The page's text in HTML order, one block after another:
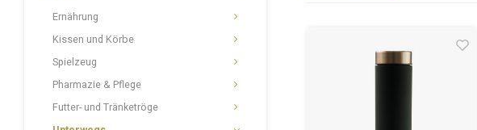
Ernährung
Kissen und Körbe
Spielzeug
Pharmazie & Pflege
Futter- und Tränketröge